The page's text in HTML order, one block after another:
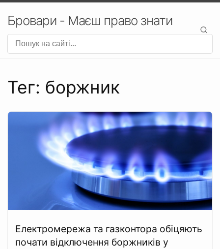
Бровари - Маєш право знати
Тег: боржник
Електромережа та газконтора обіцяють
почати відключення боржників у